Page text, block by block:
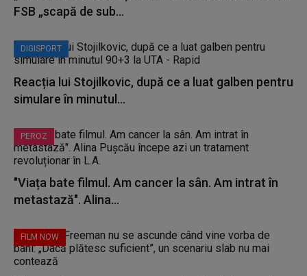
FSB „scapă de sub...
DIGISPORT
Reacția lui Stojilkovic, după ce a luat galben pentru
simulare în minutul...
PEROZ
"Viața bate filmul. Am cancer la sân. Am intrat în
metastază". Alina...
FILM NOW